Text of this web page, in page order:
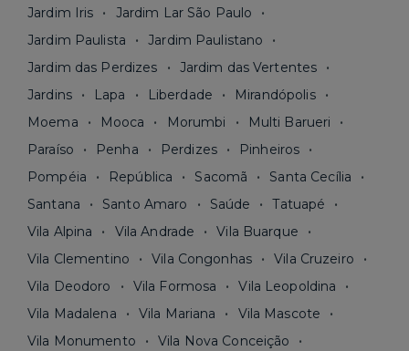
Jardim Iris
Jardim Lar São Paulo
Jardim Paulista
Jardim Paulistano
Jardim das Perdizes
Jardim das Vertentes
Jardins
Lapa Liberdade
Mirandópolis
Moema
Mooca Morumbi
Multi Barueri
Paraíso
Penha Perdizes
Pinheiros
Pompéia
República Sacomã
Santa Cecília
Santana
Santo Amaro Saúde
Tatuapé
Vila Alpina
Vila Andrade
Vila Buarque
Vila Clementino
Vila Congonhas
Vila Cruzeiro
Vila Deodoro
Vila Formosa
Vila Leopoldina
Vila Madalena
Vila Mariana
Vila Mascote
Vila Monumento
Vila Nova Conceição